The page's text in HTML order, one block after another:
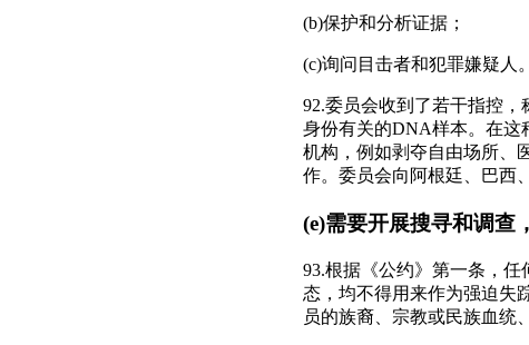
(b)保护和分析证据；
(c)询问目击者和犯罪嫌疑人。
92.委员会收到了若干指控
身份有关的DNA样本。在这
机构，例如剥夺自由场所、
作。委员会向阿根廷、巴西
(e)需要开展搜寻和调查
93.根据《公约》第一条，
态，均不得用来作为强迫失
员的族裔、宗教或民族血统